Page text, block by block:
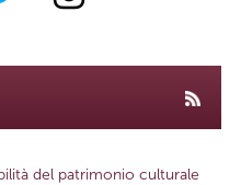
del patrimonio culturale